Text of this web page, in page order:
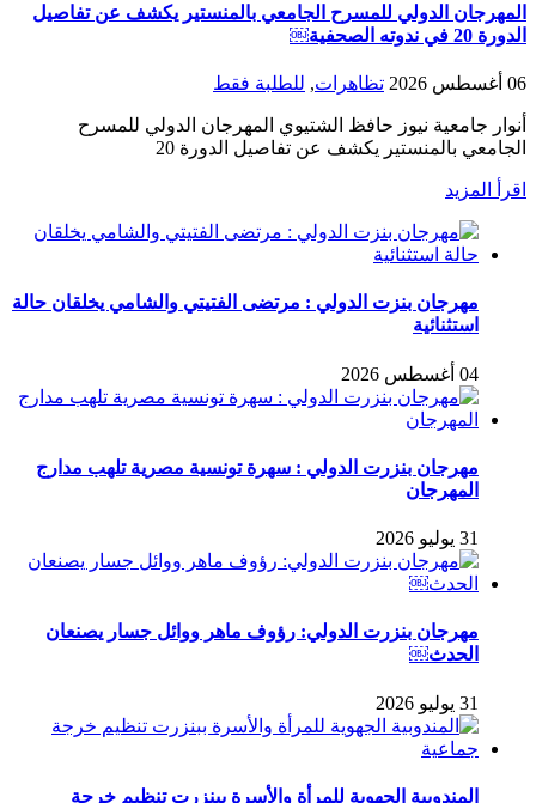
المهرجان الدولي للمسرح الجامعي بالمنستير يكشف عن تفاصيل
الدورة 20 في ندوته الصحفية￼
06 أغسطس 2026 تظاهرات, للطلبة فقط
أنوار جامعية نيوز حافظ الشتيوي المهرجان الدولي للمسرح
الجامعي بالمنستير يكشف عن تفاصيل الدورة 20
اقرأ المزيد
مهرجان بنزت الدولي : مرتضى الفتيتي والشامي يخلقان حالة
استثنائية
04 أغسطس 2026
مهرجان بنزرت الدولي : سهرة تونسية مصرية تلهب مدارج
المهرجان
31 يوليو 2026
مهرجان بنزرت الدولي: رؤوف ماهر ووائل جسار يصنعان
الحدث￼
31 يوليو 2026
المندوبية الجهوية للمرأة والأسرة ببنزرت تنظيم خرجة